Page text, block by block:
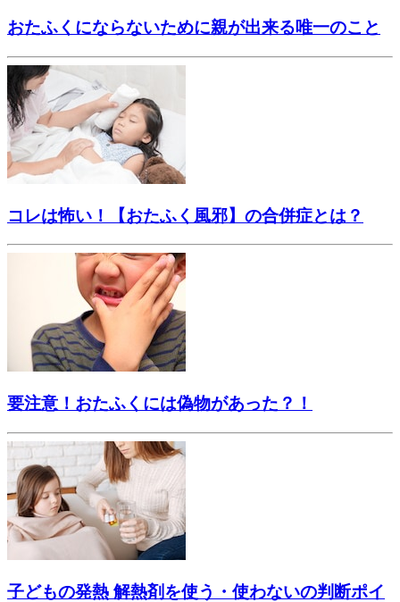
おたふくにならないために親が出来る唯一のこと
コレは怖い！【おたふく風邪】の合併症とは？
要注意！おたふくには偽物があった？！
子どもの発熱 解熱剤を使う・使わないの判断ポイ